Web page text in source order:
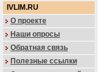
IVLIM.RU
О проекте
Наши опросы
Обратная связь
Полезные ссылки